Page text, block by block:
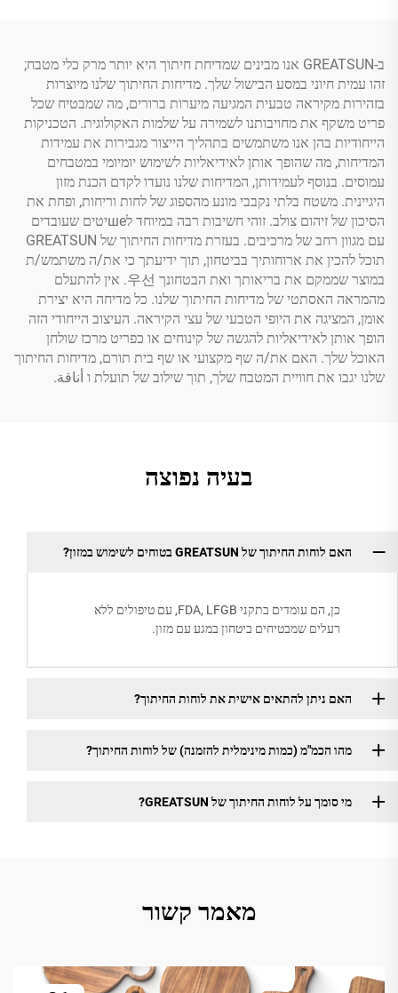
ב-GREATSUN אנו מבינים שמדיחת חיתוך היא יותר מרק כלי מטבח;
זהו עמית חיוני במסע הבישול שלך. מדיחות החיתוך שלנו מיוצרות
בזהירות מקיראה טבעית המגיעה מיערות ברורים, מה שמבטיח שכל
פריט משקף את מחויבותנו לשמירה על שלמות האקולוגית. הטכניקות
הייחודיות בהן אנו משתמשים בתהליך הייצור מגבירות את עמידות
המדיחות, מה שהופך אותן לאידיאליות לשימוש יומיומי במטבחים
עמוסים. בנוסף לעמידותן, המדיחות שלנו נועדו לקדם הכנת מזון
היגיינית. משטח בלתי נקבבי מונע מהספוג של לחות וריחות, ופחת את
הסיכון של זיהום צולב. זוהי חשיבות רבה במיוחד לшеיטים שעובדים
עם מגוון רחב של מרכיבים. בעזרת מדיחות החיתוך של GREATSUN
תוכל להכין את ארוחותיך בביטחון, תוך ידיעתך כי את/ה משתמש/ת
במוצר שממקם את בריאותך ואת הבטחונך 우선. אין להתעלם
מהמראה האסתטי של מדיחות החיתוך שלנו. כל מדיחה היא יצירת
אומן, המציגה את היופי הטבעי של עצי הקיראה. העיצוב הייחודי הזה
הופך אותן לאידיאליות להגשה של קינוחים או כפריט מרכז שולחן
האוכל שלך. האם את/ה שף מקצועי או שף בית תורם, מדיחות החיתוך
שלנו יגבו את חוויית המטבח שלך, תוך שילוב של תועלת ו أناقة.
בעיה נפוצה
האם לוחות החיתוך של GREATSUN בטוחים לשימוש במזון?
כן, הם עומדים בתקני FDA, LFGB, עם טיפולים ללא
רעלים שמבטיחים ביטחון במגע עם מזון.
האם ניתן להתאים אישית את לוחות החיתוך?
מהו הכמ"מ (כמות מינימלית להזמנה) של לוחות החיתוך?
מי סומך על לוחות החיתוך של GREATSUN?
מאמר קשור